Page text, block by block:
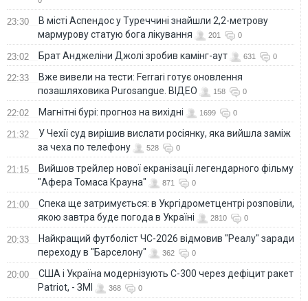
23:30
В місті Аспендос у Туреччині знайшли 2,2-метрову
мармурову статую бога лікування
201 0
23:02 Брат Анджеліни Джолі зробив камінг-аут 631 0
22:33
Вже вивели на тести: Ferrari готує оновлення
позашляховика Purosangue. ВІДЕО
158 0
22:02 Магнітні бурі: прогноз на вихідні 1699 0
21:32
У Чехії суд вирішив вислати росіянку, яка вийшла заміж
за чеха по телефону
528 0
21:15
Вийшов трейлер нової екранізації легендарного фільму
"Афера Томаса Крауна"
871 0
21:00
Спека ще затримується: в Укргідрометцентрі розповіли,
якою завтра буде погода в Україні
2810 0
20:33
Найкращий футболіст ЧС-2026 відмовив "Реалу" заради
переходу в "Барселону"
362 0
20:00
США і Україна модернізують С-300 через дефіцит ракет
Patriot, - ЗМІ
368 0